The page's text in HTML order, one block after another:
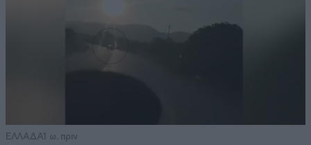
ΕΛΛΑΔΑ1 ω. πριν